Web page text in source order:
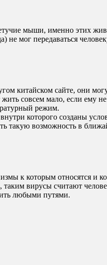
мыши, именно этих
мог передаваться
китайском сайте, они
совсем мало, если ему
режим.
которого созданы
такую возможность в
к которым относятся и
вирусы считают
любыми путями.